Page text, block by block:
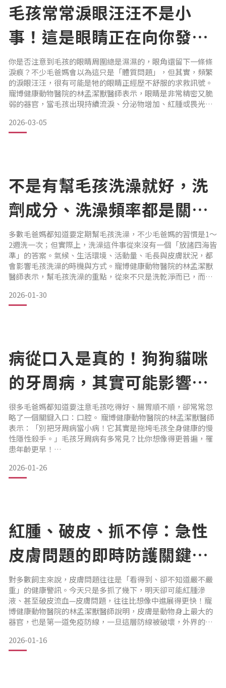
毛孩常常淚眼汪汪不是小
事！這是眼睛正在向你發出
的警訊｜專業獸醫—林孟潔
你是否注意到毛孩的眼睛周圍總是濕濕的，眼角還留下一條條
淚痕？不少毛爸媽會以為這只是「體質問題」，但其實，頻繁
的淚眼汪汪，很有可能是牠的眼睛正經歷不舒服的求救訊號。
寵博健康動物醫院的林孟潔獸醫師表示，眼睛是非常精密又脆
弱的器官，當毛孩出現持續流淚、分泌物增加、紅腫或畏光等
絕對不可忽視！毛孩為什麼總是淚眼汪汪？一次了解常見原因
嚴重淚痕問題。
• 先天性：短吻犬種與扁臉
2026-03-05
不是有幫毛孩洗澡就好，洗
劑成分、洗澡頻率都是關鍵
｜專業獸醫—林孟潔
多數毛爸媽都知道要定期幫毛孩洗澡，不少毛爸媽的習慣是1～
2週洗一次；但實際上，洗澡這件事從來沒有一個「放諸四海皆
準」的答案。氣候、生活環境、活動量、毛長與皮膚狀況，都
會影響毛孩洗澡的時機與方式。寵博健康動物醫院的林孟潔獸
醫師表示，幫毛孩洗澡的重點，從來不只是洗乾淨而已，而是
此，寵物洗劑的選擇，往往是最關鍵的因素之一，因為選對洗
劑，洗澡才更接近保養；選錯洗劑，反而可能成為皮膚問題反
2026-01-30
病從口入是真的！狗狗貓咪
的牙周病，其實可能影響全
身健康｜專業獸醫—林孟潔
很多毛爸媽都知道要注意毛孩吃得好、腸胃順不順，卻常常忽
略了一個關鍵入口：口腔。 寵博健康動物醫院的林孟潔獸醫師
表示：「別把牙周病當小病！它其實是拖垮毛孩全身健康的慢
性隱性殺手。」毛孩牙周病有多常見？比你想像得更普遍，罹
患年齡更早！
的狗狗和70%的貓咪其實已出現不同程度的牙周病；其中，小
型玩具犬更是高風險族群，像是馬爾濟斯、約克夏、紅貴賓、
2026-01-26
紅腫、破皮、抓不停：急性
皮膚問題的即時防護關鍵｜
專業獸醫—林孟潔
對多數飼主來說，皮膚問題往往是「看得到、卻不知道嚴不嚴
重」的健康警訊。今天只是多抓了幾下，明天卻可能紅腫滲
液、甚至破皮流血—皮膚問題，往往比想像中進展得更快！寵
博健康動物醫院的林孟潔獸醫師說明，皮膚是動物身上最大的
器官，也是第一道免疫防線，一旦這層防線被破壞，外界的細
變成反覆發作、難以痊癒的皮膚疾病。
尤其是毛髮較長、皮膚皺褶多，或生活在潮濕悶熱環境中的狗
2026-01-16